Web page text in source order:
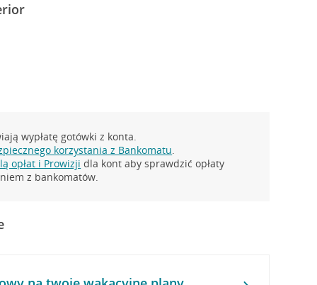
wypłatę gotówki z konta.
korzystania z Bankomatu.
opłat i Prowizji dla kont aby sprawdzić opłaty
z bankomatów.